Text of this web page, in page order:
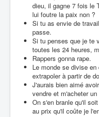
dieu, il gagne 7 fois le
lui foutre la paix non ?
Si tu as envie de
passe.
Si tu penses que je te
toutes les 24 heures,
Rappers gonna rape.
Le monde se divise
extrapoler à partir de
J'aurais bien aimé
vendre et m'acheter
On s'en branle qu'il
au prix qu'il coûte je